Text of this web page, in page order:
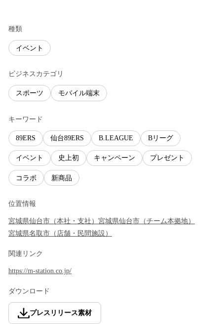
種類
イベント
ビジネスカテゴリ
スポーツ モバイル端末
キーワード
89ERS 仙台89ERS B.LEAGUE Bリーグ
イベント 史上初 キャンペーン プレゼント
コラボ 新商品
位置情報
宮城県仙台市 （本社・支社 ） 宮城県仙台市 （チーム本拠地）
宮城県名取市 （ 店舗・民間施設 ）
関連リンク
https://m-station.co.jp/
ダウンロード
プレスリリース素材